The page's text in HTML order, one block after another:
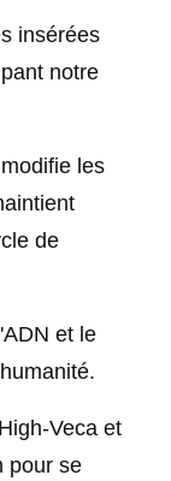
insérées
notre
les
de
et le
Veca et
pour se